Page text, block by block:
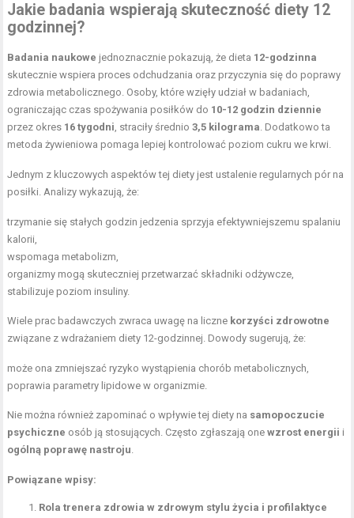
Jakie badania wspierają skuteczność diety 12
godzinnej?
Badania naukowe jednoznacznie pokazują, że dieta 12-godzinna
skutecznie wspiera proces odchudzania oraz przyczynia się do poprawy
zdrowia metabolicznego. Osoby, które wzięły udział w badaniach,
ograniczając czas spożywania posiłków do 10-12 godzin dziennie
przez okres 16 tygodni, straciły średnio3,5 kilograma. Dodatkowo ta
metoda żywieniowa pomaga lepiej kontrolować poziom cukru we krwi.
Jednym z kluczowych aspektów tej diety jest ustalenie regularnych pór na
posiłki. Analizy wykazują, że:
trzymanie się stałych godzin jedzenia sprzyja efektywniejszemu spalaniu
kalorii,
wspomaga metabolizm,
organizmy mogą skuteczniej przetwarzać składniki odżywcze,
stabilizuje poziom insuliny.
Wiele prac badawczych zwraca uwagę na liczne korzyści zdrowotne
związane z wdrażaniem diety 12-godzinnej. Dowody sugerują, że:
może ona zmniejszać ryzyko wystąpienia chorób metabolicznych,
poprawia parametry lipidowe w organizmie.
Nie można również zapominać o wpływie tej diety na samopoczucie
psychiczne osób ją stosujących. Często zgłaszają onewzrost energii i
ogólną poprawę nastroju.
Powiązane wpisy:
Rola trenera zdrowia w zdrowym stylu życia i profilaktyce